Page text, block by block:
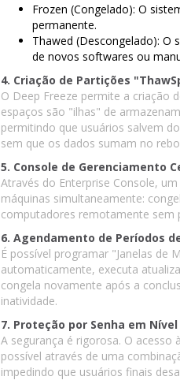
Frozen (Congelado): O
permanente.
Thawed (Descongelado): O
de novos softwares ou
4. Criação de Partições
O Deep Freeze permite a criação
espaços são "ilhas" de
permitindo que usuários salvem
sem que os dados sumam no
5. Console de Gerenciamento
Através do Enterprise Console,
máquinas simultaneamente:
computadores remotamente sem
6. Agendamento de Períodos
É possível programar "Janelas de
automaticamente, executa
congela novamente após a
inatividade.
7. Proteção por Senha em
A segurança é rigorosa. O
possível através de uma
impedindo que usuários finais